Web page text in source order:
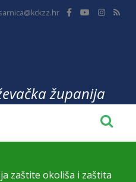
županija
zaštite okoliša i zaštita